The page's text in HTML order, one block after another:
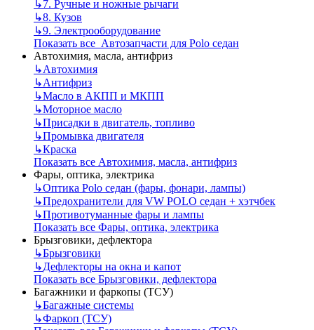
↳7. Ручные и ножные рычаги
↳8. Кузов
↳9. Электрооборудование
Показать все Автозапчасти для Polo седан
Автохимия, масла, антифриз
↳Автохимия
↳Антифриз
↳Масло в АКПП и МКПП
↳Моторное масло
↳Присадки в двигатель, топливо
↳Промывка двигателя
↳Краска
Показать все Автохимия, масла, антифриз
Фары, оптика, электрика
↳Оптика Polo седан (фары, фонари, лампы)
↳Предохранители для VW POLO седан + хэтчбек
↳Противотуманные фары и лампы
Показать все Фары, оптика, электрика
Брызговики, дефлектора
↳Брызговики
↳Дефлекторы на окна и капот
Показать все Брызговики, дефлектора
Багажники и фаркопы (ТСУ)
↳Багажные системы
↳Фаркоп (ТСУ)